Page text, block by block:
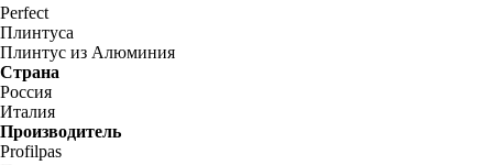
Perfect
Плинтуса
Плинтус из Алюминия
Страна
Россия
Италия
Производитель
Profilpas